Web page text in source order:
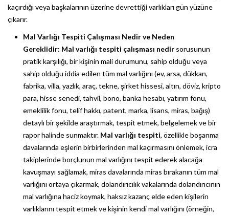
kaçırdığı veya başkalarının üzerine devrettiği varlıkları gün yüzüne
çıkarır.
Mal Varlığı Tespiti Çalışması Nedir ve Neden
Gereklidir: Mal varlığı tespiti çalışması nedir sorusunun
pratik karşılığı, bir kişinin mali durumunu, sahip olduğu veya
sahip olduğu iddia edilen tüm mal varlığını (ev, arsa, dükkan,
fabrika, villa, yazlık, araç, tekne, şirket hissesi, altın, döviz, kripto
para, hisse senedi, tahvil, bono, banka hesabı, yatırım fonu,
emeklilik fonu, telif hakkı, patent, marka, lisans, miras, bağış)
detaylı bir şekilde araştırmak, tespit etmek, belgelemek ve bir
rapor halinde sunmaktır. Mal varlığı tespiti, özellikle boşanma
davalarında eşlerin birbirlerinden mal kaçırmasını önlemek, icra
takiplerinde borçlunun mal varlığını tespit ederek alacağa
kavuşmayı sağlamak, miras davalarında miras bırakanın tüm mal
varlığını ortaya çıkarmak, dolandırıcılık vakalarında dolandırıcının
mal varlığına haciz koymak, haksız kazanç elde eden kişilerin
varlıklarını tespit etmek ve kişinin kendi mal varlığını (örneğin,